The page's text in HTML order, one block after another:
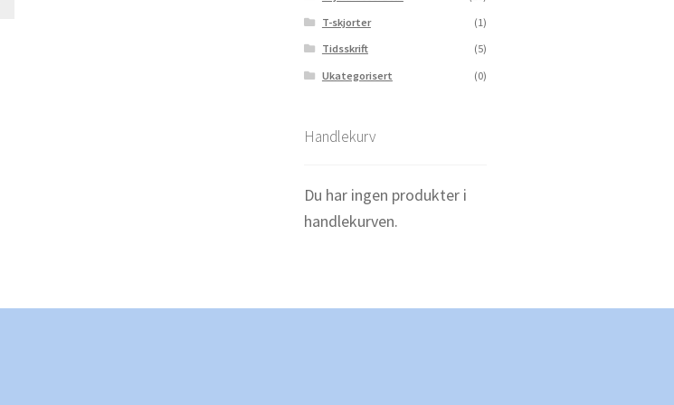
T-skjorter
(1)
Tidsskrift
(5)
Ukategorisert
(0)
Handlekurv
Du har ingen produkter i
handlekurven.